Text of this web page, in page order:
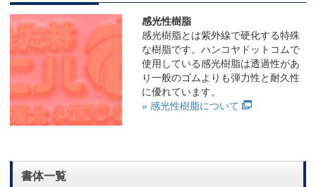
感光性樹脂
感光樹脂とは紫外線で硬化する特殊
な樹脂です。ハンコヤドットコムで
使用している感光樹脂は透過性があ
り一般のゴムよりも弾力性と耐久性
に優れています。
» 感光性樹脂について
書体一覧